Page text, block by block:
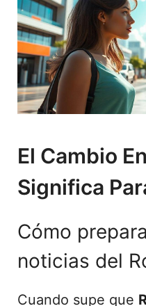
El Cambio
Significa
Cómo
noticias del
Cuando supe que